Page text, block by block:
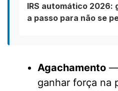
IRS automático 2026:
a passo para não se
Agachamento —
ganhar força na